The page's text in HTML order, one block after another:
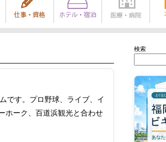
です。プロ野球、ライブ、イ
ホーク、百道浜観光と合わせ
検索